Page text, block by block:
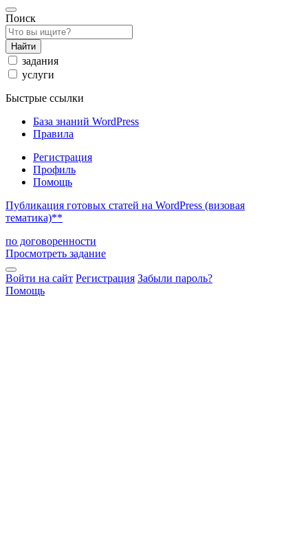
Поиск
Найти
задания
услуги
Быстрые ссылки
База знаний WordPress
Правила
Регистрация
Профиль
Помощь
Публикация готовых статей на WordPress (визовая
тематика)**
по договоренности
Просмотреть задание
Войти на сайт Регистрация Забыли пароль?
Помощь